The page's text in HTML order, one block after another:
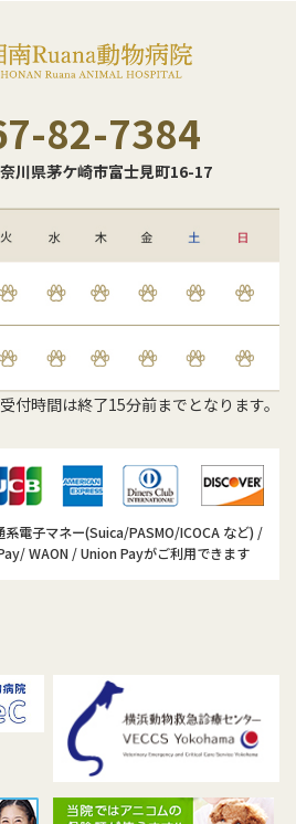
82-7384
川県茅ケ崎市富士見町16-17
付時間は終了15分前までとなります。
電子マネー(Suica/PASMO/ICOCA など) /
WAON / Union Payがご利用できます